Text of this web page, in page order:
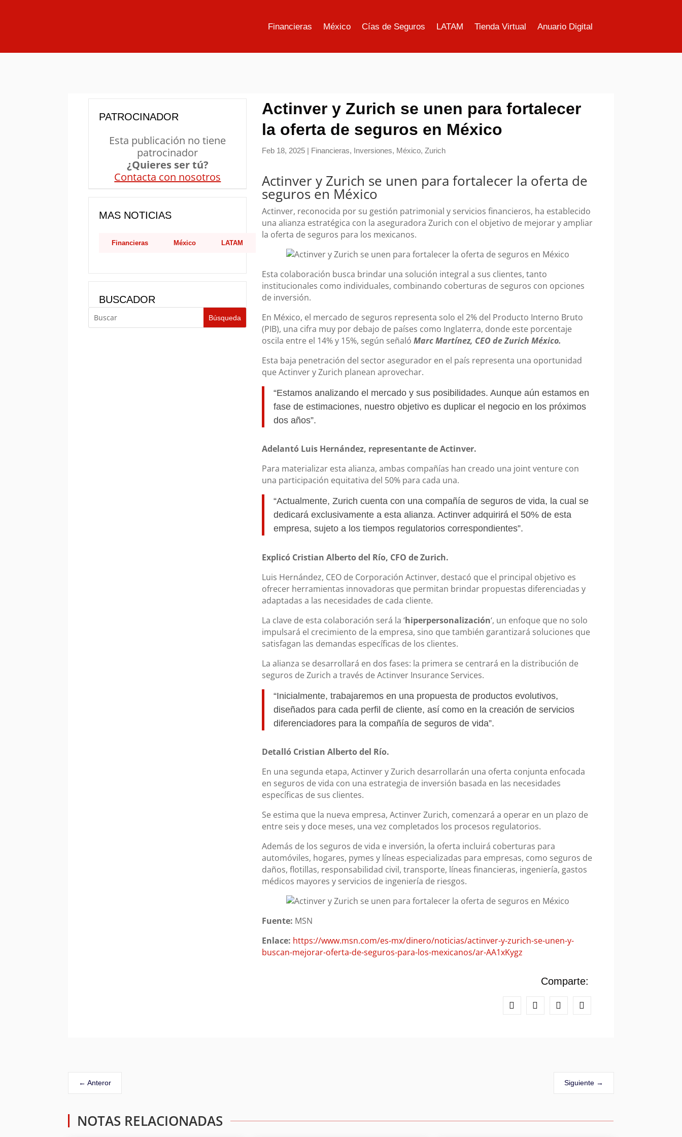
Financieras México Cías de Seguros LATAM Tienda Virtual Anuario Digital
PATROCINADOR
Esta publicación no tiene
patrocinador
¿Quieres ser tú?
Contacta con nosotros
MAS NOTICIAS
Financieras México LATAM
BUSCADOR
Actinver y Zurich se unen para fortalecer
la oferta de seguros en México
Feb 18, 2025 | Financieras, Inversiones, México,Zurich
Actinver y Zurich se unen para fortalecer la oferta de
seguros en México
Actinver, reconocida por su gestión patrimonial y servicios financieros, ha establecido
una alianza estratégica con la aseguradora Zurich con el objetivo de mejorar y ampliar
la oferta de seguros para los mexicanos.
Esta colaboración busca brindar una solución integral a sus clientes, tanto
institucionales como individuales, combinando coberturas de seguros con opciones
de inversión.
En México, el mercado de seguros representa solo el 2% del Producto Interno Bruto
(PIB), una cifra muy por debajo de países como Inglaterra, donde este porcentaje
oscila entre el 14% y 15%, según señalóMarc Martínez, CEO de Zurich México.
Esta baja penetración del sector asegurador en el país representa una oportunidad
que Actinver y Zurich planean aprovechar.
“Estamos analizando el mercado y sus posibilidades. Aunque aún estamos en
fase de estimaciones, nuestro objetivo es duplicar el negocio en los próximos
dos años”.
Adelantó Luis Hernández, representante de Actinver.
Para materializar esta alianza, ambas compañías han creado una joint venture con
una participación equitativa del 50% para cada una.
“Actualmente, Zurich cuenta con una compañía de seguros de vida, la cual se
dedicará exclusivamente a esta alianza. Actinver adquirirá el 50% de esta
empresa, sujeto a los tiempos regulatorios correspondientes”.
Explicó Cristian Alberto del Río, CFO de Zurich.
Luis Hernández, CEO de Corporación Actinver, destacó que el principal objetivo es
ofrecer herramientas innovadoras que permitan brindar propuestas diferenciadas y
adaptadas a las necesidades de cada cliente.
La clave de esta colaboración será la ‘hiperpersonalización‘, un enfoque que no solo
impulsará el crecimiento de la empresa, sino que también garantizará soluciones que
satisfagan las demandas específicas de los clientes.
La alianza se desarrollará en dos fases: la primera se centrará en la distribución de
seguros de Zurich a través de Actinver Insurance Services.
“Inicialmente, trabajaremos en una propuesta de productos evolutivos,
diseñados para cada perfil de cliente, así como en la creación de servicios
diferenciadores para la compañía de seguros de vida”.
Detalló Cristian Alberto del Río.
En una segunda etapa, Actinver y Zurich desarrollarán una oferta conjunta enfocada
en seguros de vida con una estrategia de inversión basada en las necesidades
específicas de sus clientes.
Se estima que la nueva empresa, Actinver Zurich, comenzará a operar en un plazo de
entre seis y doce meses, una vez completados los procesos regulatorios.
Además de los seguros de vida e inversión, la oferta incluirá coberturas para
automóviles, hogares, pymes y líneas especializadas para empresas, como seguros de
daños, flotillas, responsabilidad civil, transporte, líneas financieras, ingeniería, gastos
médicos mayores y servicios de ingeniería de riesgos.
Fuente: MSN
Enlace: https://www.msn.com/es-mx/dinero/noticias/actinver-y-zurich-se-unen-y-
buscan-mejorar-oferta-de-seguros-para-los-mexicanos/ar-AA1xKygz
Comparte:
←Anteror Siguiente→
NOTAS RELACIONADAS